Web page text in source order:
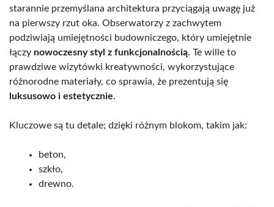
starannie przemyślana architektura przyciągają uwagę już
na pierwszy rzut oka. Obserwatorzy z zachwytem
podziwiają umiejętności budowniczego, który umiejętnie
łączy nowoczesny styl z funkcjonalnością. Te wille to
prawdziwe wizytówki kreatywności, wykorzystujące
różnorodne materiały, co sprawia, że prezentują się
luksusowo i estetycznie.
Kluczowe są tu detale; dzięki różnym blokom, takim jak:
beton,
szkło,
drewno.